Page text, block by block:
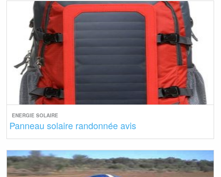
ENERGIE SOLAIRE
Panneau solaire randonnée avis